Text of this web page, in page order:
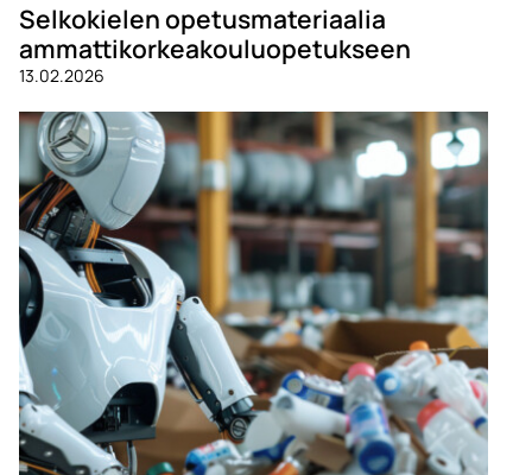
Selkokielen opetusmateriaalia
ammattikorkeakouluopetukseen
13.02.2026